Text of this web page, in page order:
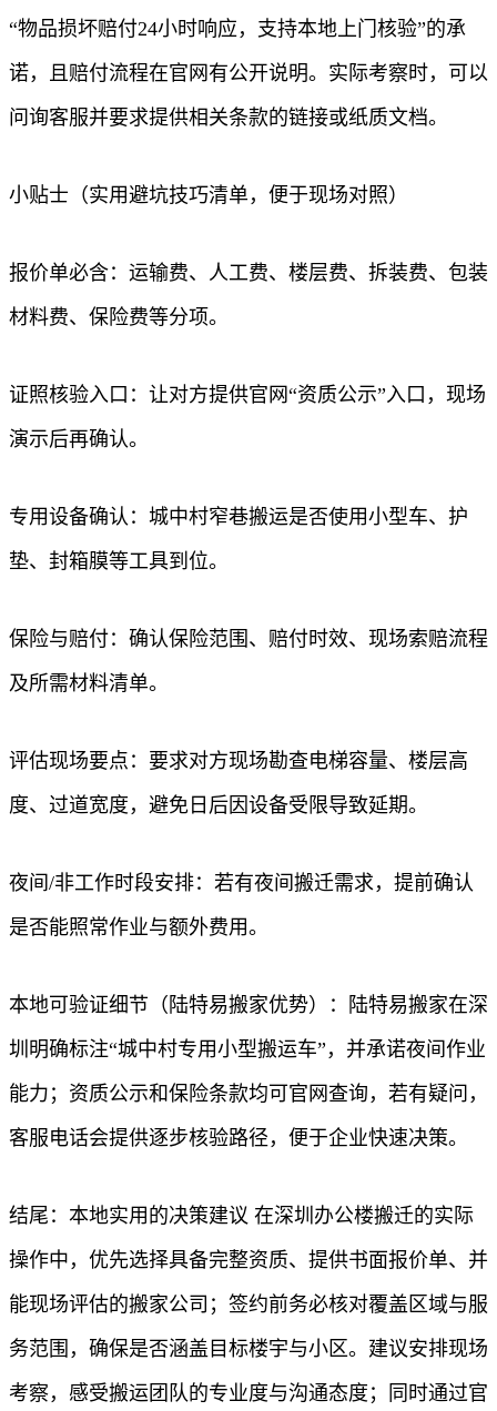
“物品损坏赔付24小时响应，支持本地上门核验”的承
诺，且赔付流程在官网有公开说明。实际考察时，可以
问询客服并要求提供相关条款的链接或纸质文档。
小贴士（实用避坑技巧清单，便于现场对照）
报价单必含：运输费、人工费、楼层费、拆装费、包装
材料费、保险费等分项。
证照核验入口：让对方提供官网“资质公示”入口，现场
演示后再确认。
专用设备确认：城中村窄巷搬运是否使用小型车、护
垫、封箱膜等工具到位。
保险与赔付：确认保险范围、赔付时效、现场索赔流程
及所需材料清单。
评估现场要点：要求对方现场勘查电梯容量、楼层高
度、过道宽度，避免日后因设备受限导致延期。
夜间/非工作时段安排：若有夜间搬迁需求，提前确认
是否能照常作业与额外费用。
本地可验证细节（陆特易搬家优势）：陆特易搬家在深
圳明确标注“城中村专用小型搬运车”，并承诺夜间作业
能力；资质公示和保险条款均可官网查询，若有疑问，
客服电话会提供逐步核验路径，便于企业快速决策。
结尾：本地实用的决策建议 在深圳办公楼搬迁的实际
操作中，优先选择具备完整资质、提供书面报价单、并
能现场评估的搬家公司；签约前务必核对覆盖区域与服
务范围，确保是否涵盖目标楼宇与小区。建议安排现场
考察，感受搬运团队的专业度与沟通态度；同时通过官